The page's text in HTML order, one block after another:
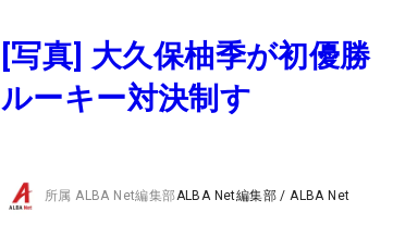
[写真] 大久保柚季が初優
ルーキー対決制す
所属ALBA Net編集部ALBA Net編集部 /ALBA Net